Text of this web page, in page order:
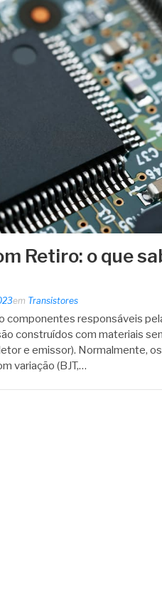
Retiro: o que
em Transistores
componentes responsáveis
construídos com materiais
e emissor). Normalmente,
variação (BJT,…